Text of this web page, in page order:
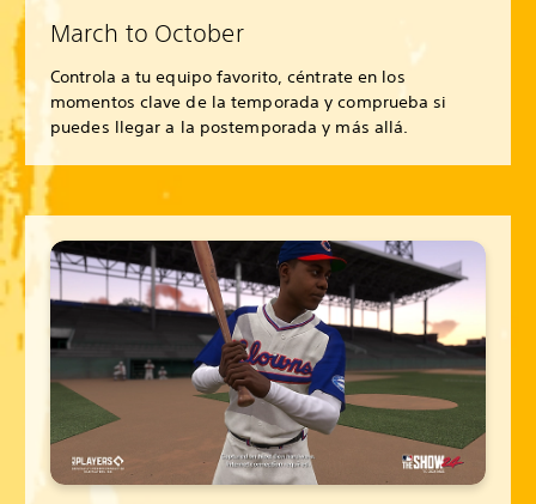
March to October
Controla a tu equipo favorito, céntrate en los
momentos clave de la temporada y comprueba si
puedes llegar a la postemporada y más allá.